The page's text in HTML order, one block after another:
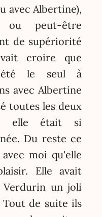
avec Albertine),
peut-être
de supériorité
croire que
été le seul à
avec Albertine
toutes les deux
elle était si
Du reste ce
moi qu'elle
Elle avait
un joli
Tout de suite ils